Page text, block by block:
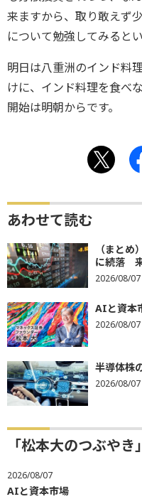
来ますから、取り敢えず
について勉強してみると
明日は八重洲のインド料
けに、インド料理を食べ
開始は明朝からです。
あわせて読む
（まと
に続落
2026/08/07
AIと資本
2026/08/07
半導体株
2026/08/07
「松本大のつぶや
2026/08/07
AIと資本市場